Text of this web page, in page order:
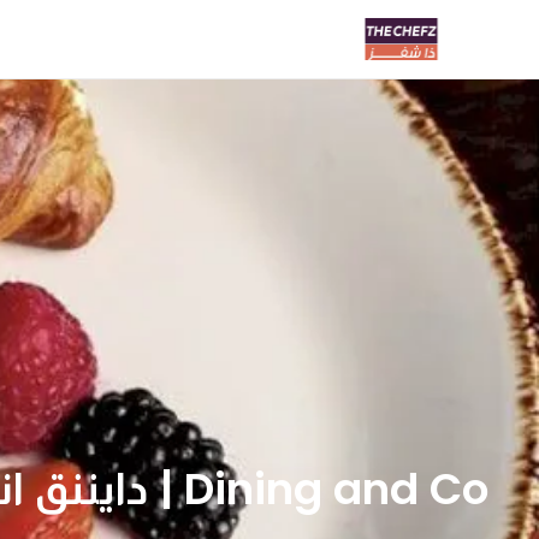
Dining and Co | دايننق اند كو